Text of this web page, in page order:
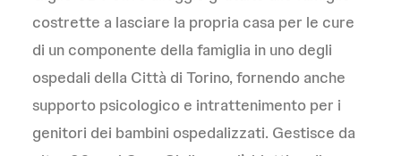
costrette a lasciare la propria casa per le cure
di un componente della famiglia in uno degli
ospedali della Città di Torino, fornendo anche
supporto psicologico e intrattenimento per i
genitori dei bambini ospedalizzati. Gestisce da